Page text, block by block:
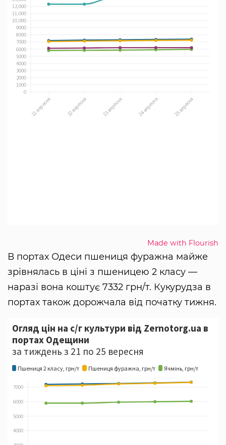
Made with Flourish
В портах Одеси пшениця фуражна майже
зрівнялась в ціні з пшеницею 2 класу —
наразі вона коштує 7332 грн/т. Кукурудза в
портах також дорожчала від початку тижня.